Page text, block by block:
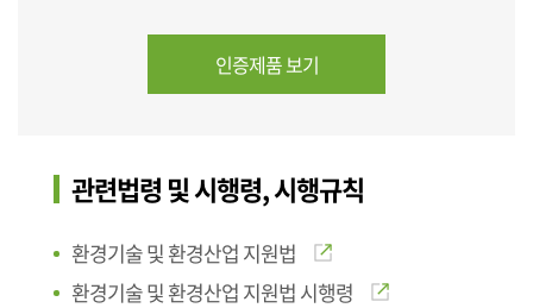
인증제품 보기
관련법령 및 시행령, 시행규칙
환경기술 및 환경산업 지원법
환경기술 및 환경산업 지원법 시행령